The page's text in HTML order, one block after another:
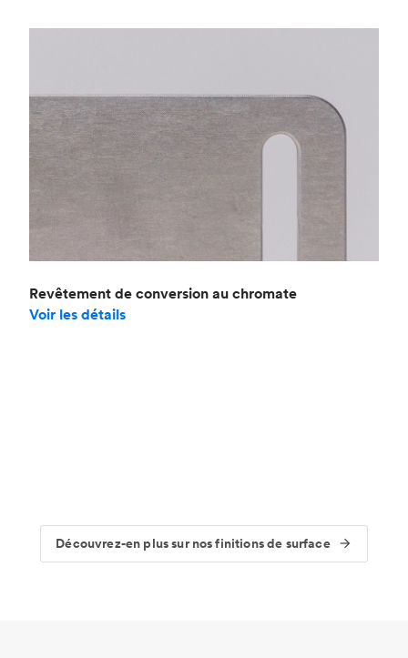
Revêtement de conversion au chromate
Voir les détails
Découvrez-en plus sur nos finitions de surface